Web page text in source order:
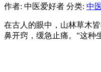
作者: 中医爱好者 分类: 中
在古人的眼中，山林草木
鼻开窍，缓急止痛。”这种